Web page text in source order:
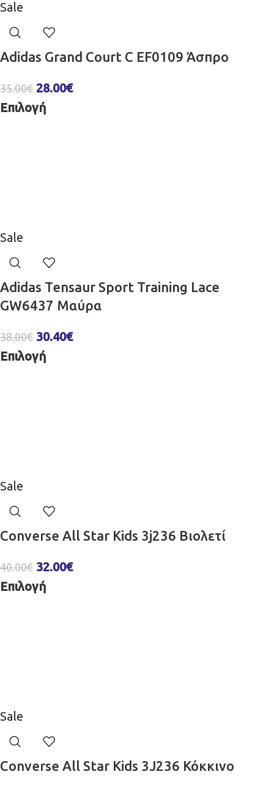
Sale
Adidas Grand Court C EF0109 Άσπρο
35.00€ 28.00€
Επιλογή
Sale
Adidas Tensaur Sport Training Lace
GW6437 Μαύρα
38.00€ 30.40€
Επιλογή
Sale
Converse All Star Kids 3j236 Βιολετί
40.00€ 32.00€
Επιλογή
Sale
Converse All Star Kids 3J236 Κόκκινο